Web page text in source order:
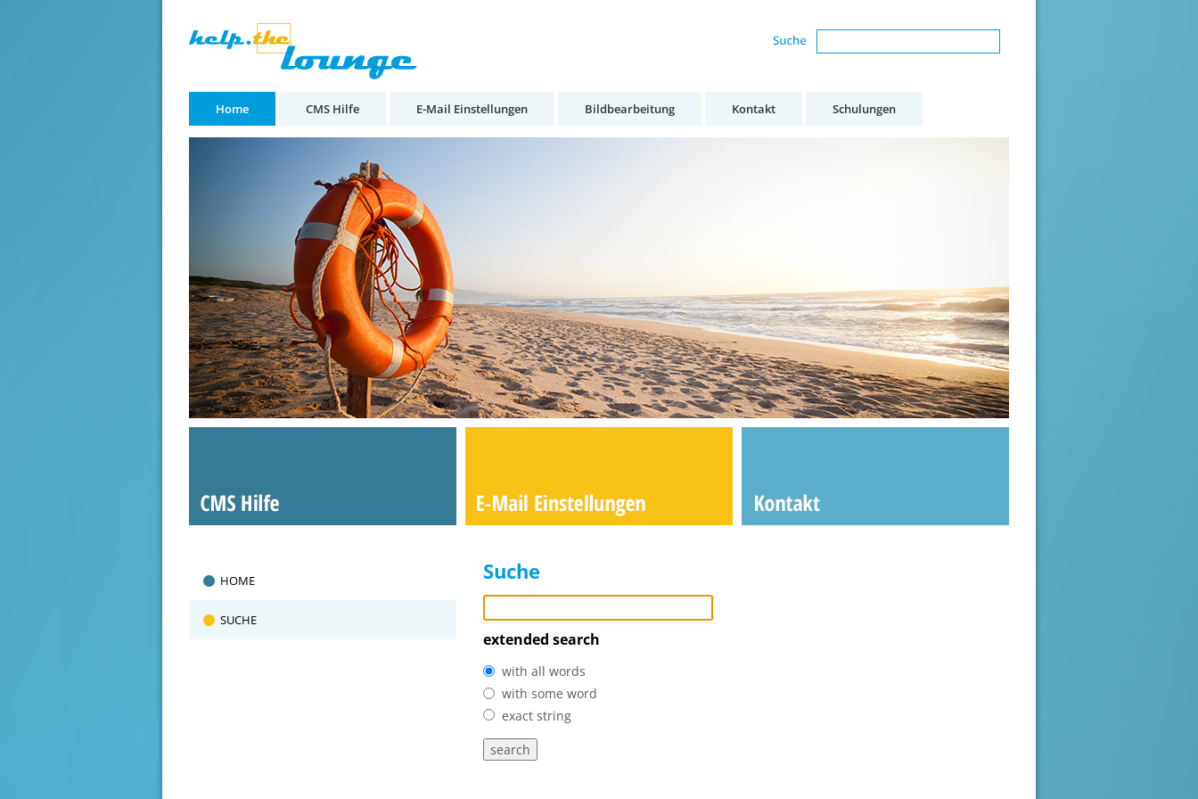
Home CMS Hilfe E-Mail Einstellungen Bildbearbeitung Kontakt Schulungen
HOME
SUCHE
Suche
extended search
with all words
with some word
exact string